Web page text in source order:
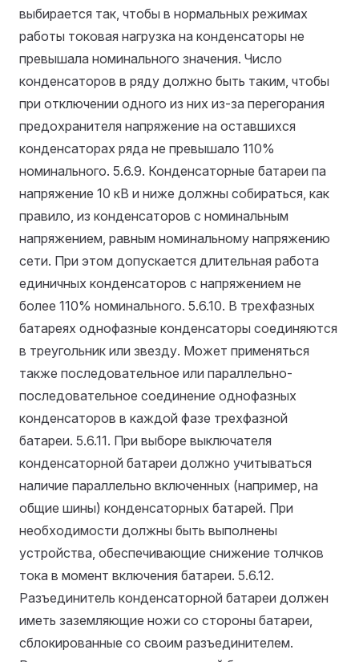
выбирается так, чтобы в нормальных режимах
работы токовая нагрузка на конденсаторы не
превышала номинального значения. Число
конденсаторов в ряду должно быть таким, чтобы
при отключении одного из них из-за перегорания
предохранителя напряжение на оставшихся
конденсаторах ряда не превышало 110%
номинального. 5.6.9. Конденсаторные батареи па
напряжение 10 кВ и ниже должны собираться, как
правило, из конденсаторов с номинальным
напряжением, равным номинальному напряжению
сети. При этом допускается длительная работа
единичных конденсаторов с напряжением не
более 110% номинального. 5.6.10. В трехфазных
батареях однофазные конденсаторы соединяются
в треугольник или звезду. Может применяться
также последовательное или параллельно-
последовательное соединение однофазных
конденсаторов в каждой фазе трехфазной
батареи. 5.6.11. При выборе выключателя
конденсаторной батареи должно учитываться
наличие параллельно включенных (например, на
общие шины) конденсаторных батарей. При
необходимости должны быть выполнены
устройства, обеспечивающие снижение толчков
тока в момент включения батареи. 5.6.12.
Разъединитель конденсаторной батареи должен
иметь заземляющие ножи со стороны батареи,
сблокированные со своим разъединителем.